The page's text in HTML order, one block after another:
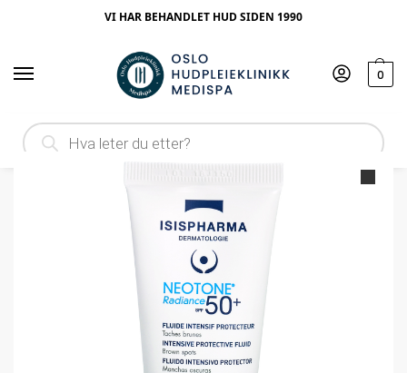
VI HAR BEHANDLET HUD SIDEN 1990
0
Hjem Isispharma Neotone Radiance SPF50+